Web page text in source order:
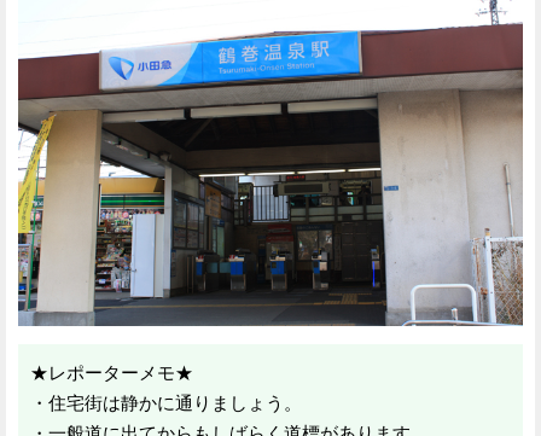
★レポーターメモ★
・住宅街は静かに通りましょう。